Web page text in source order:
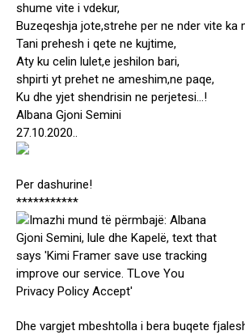
shume vite i vdekur,
Buzeqeshja jote,strehe per ne nder vite ka
Tani prehesh i qete ne kujtime,
Aty ku celin lulet,e jeshilon bari,
shpirti yt prehet ne ameshim,ne paqe,
Ku dhe yjet shendrisin ne perjetesi…!
Albana Gjoni Semini
27.10.2020..
Per dashurine!
***********
Dhe vargjet mbeshtolla i bera buqete